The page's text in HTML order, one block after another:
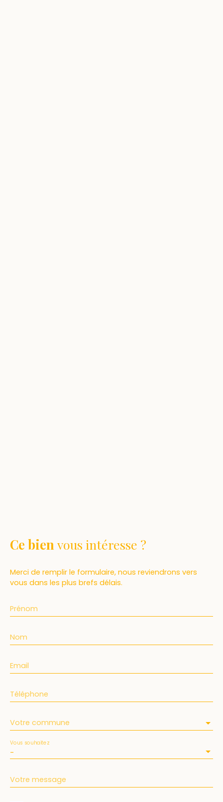
Ce bien vous intéresse ?
Merci de remplir le formulaire, nous reviendrons vers
vous dans les plus brefs délais.
Prénom
Nom
Email
Téléphone
Votre commune
-
Vous souhaitez
Votre message